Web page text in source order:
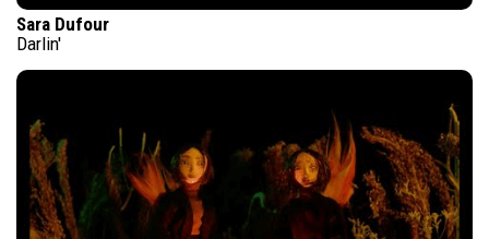
Sara Dufour
Darlin'